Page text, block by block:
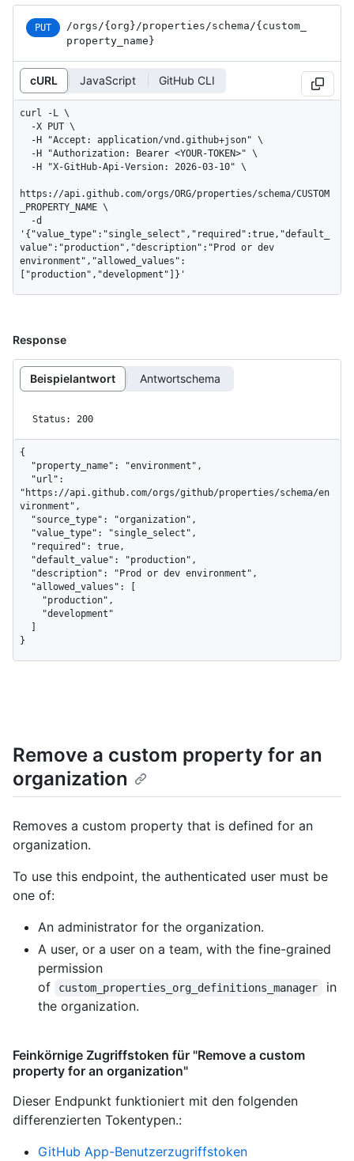
PUT /orgs /{org} /properties /schema /{custom_
property_ name}
cURL JavaScript GitHub CLI
curl -L \
https://api.github.com/orgs/ORG/properties/schema/CUSTOM
_PROPERTY_NAME \
'{"value_type":"single_select","required":true,"default_
value":"production","description":"Prod or dev
environment","allowed_values":
["production","development"]}'
Response
Beispielantwort Antwortschema
Status: 200
{
"https://api.github.com/orgs/github/properties/schema/en
vironment",
}
Remove a custom property for an
organization
Removes a custom property that is defined for an
organization.
To use this endpoint, the authenticated user must be
one of:
An administrator for the organization.
A user, or a user on a team, with the fine-grained
permission
of
custom_properties_org_definitions_manager
in
the organization.
Feinkörnige Zugriffstoken für "Remove a custom
property for an organization"
Dieser Endpunkt funktioniert mit den folgenden
differenzierten Tokentypen.:
GitHub App-Benutzerzugriffstoken